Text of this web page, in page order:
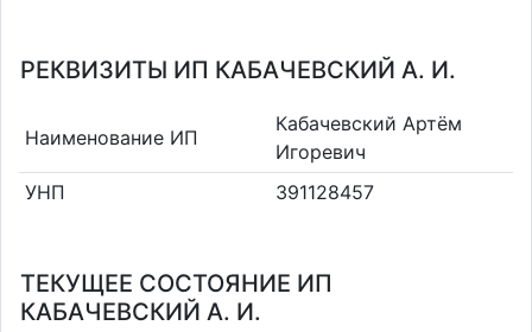
РЕКВИЗИТЫ ИП КАБАЧЕВСКИЙ А. И.
Наименование ИП
Кабачевский Артём
Игоревич
УНП
391128457
ТЕКУЩЕЕ СОСТОЯНИЕ ИП
КАБАЧЕВСКИЙ А. И.